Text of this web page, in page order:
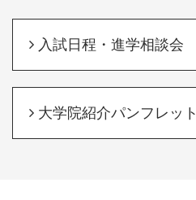
入試日程・進学相談会
大学院紹介パンフレット